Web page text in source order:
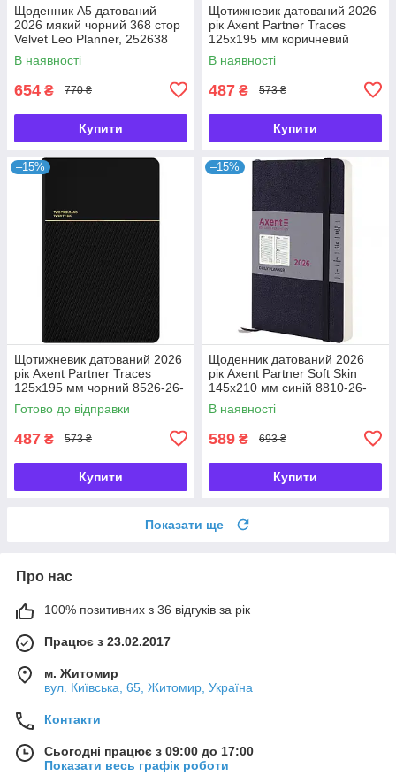
Щоденник А5 датований
2026 мякий чорний 368 стор
Velvet Leo Planner, 252638
В наявності
654 ₴ 770 ₴
Купити
Щотижневик датований 2026
рік Axent Partner Traces
125х195 мм коричневий
8526-26-3-A, 72760
В наявності
487 ₴ 573 ₴
Купити
–15%
Щотижневик датований 2026
рік Axent Partner Traces
125х195 мм чорний 8526-26-
1-A, 72758
Готово до відправки
487 ₴ 573 ₴
Купити
–15%
Щоденник датований 2026
рік Axent Partner Soft Skin
145х210 мм синій 8810-26-
02-A, 72787
В наявності
589 ₴ 693 ₴
Купити
Показати ще
Про нас
100% позитивних з 36 відгуків за рік
Працює з 23.02.2017
м. Житомир
вул. Київська, 65, Житомир, Україна
Контакти
Сьогодні працює з 09:00 до 17:00
Показати весь графік роботи